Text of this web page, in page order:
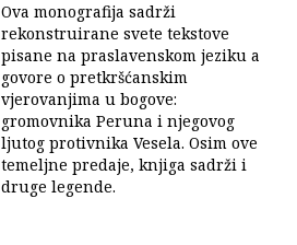
Ova monografija sadrži
rekonstruirane svete tekstove
pisane na praslavenskom jeziku a
govore o pretkršćanskim
vjerovanjima u bogove:
gromovnika Peruna i njegovog
ljutog protivnika Vesela. Osim ove
temeljne predaje, knjiga sadrži i
druge legende.